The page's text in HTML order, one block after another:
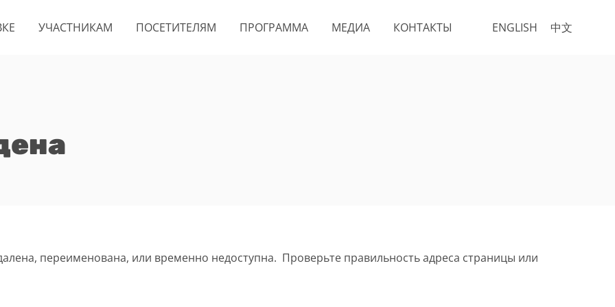
ENGLISH 中文
УЧАСТНИКАМ ПОСЕТИТЕЛЯМ ПРОГРАММА МЕДИА КОНТАКТЫ
переименована, или временно недоступна. Проверьте правильность адреса страницы или